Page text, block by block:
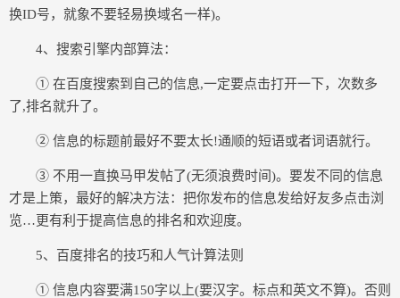
换ID号，就象不要轻易换域名一样)。
4、搜索引擎内部算法：
① 在百度搜索到自己的信息,一定要点击打开一下，次数多
了,排名就升了。
② 信息的标题前最好不要太长!通顺的短语或者词语就行。
③ 不用一直换马甲发帖了(无须浪费时间)。要发不同的信息
才是上策，最好的解决方法：把你发布的信息发给好友多点击浏
览…更有利于提高信息的排名和欢迎度。
5、百度排名的技巧和人气计算法则
① 信息内容要满150字以上(要汉字。标点和英文不算)。否则